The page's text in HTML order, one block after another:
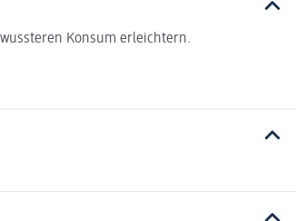
Konsum erleichtern.